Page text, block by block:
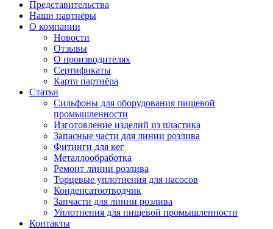
Представительства
Наши партнёры
О компании
Новости
Отзывы
О производителях
Сертификаты
Карта партнёра
Статьи
Сильфоны для оборудования пищевой
промышленности
Изготовление изделий из пластика
Запасные части для линии розлива
Фитинги для кег
Металлообработка
Ремонт линии розлива
Торцевые уплотнения для насосов
Конденсатоотводчик
Запчасти для линии розлива
Уплотнения для пищевой промышленности
Контакты